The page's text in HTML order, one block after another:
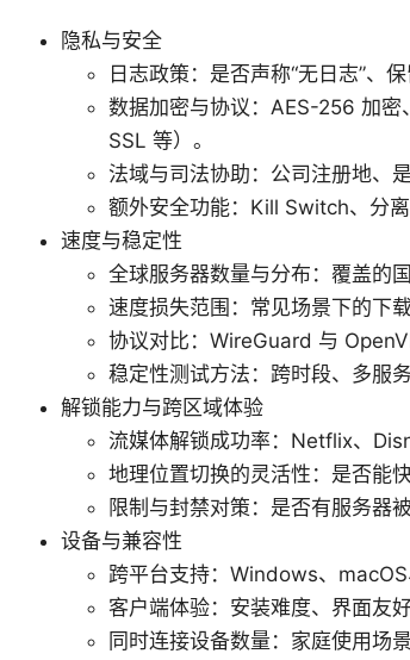
隐私与安全
日志政策：是否声称“无日志”、
数据加密与协议：AES-256 加密
SSL 等）。
法域与司法协助：公司注册地、
额外安全功能：Kill Switch、分
速度与稳定性
全球服务器数量与分布：覆盖的
速度损失范围：常见场景下的下
协议对比：WireGuard 与
稳定性测试方法：跨时段、多服
解锁能力与跨区域体验
流媒体解锁成功率：Netflix、
地理位置切换的灵活性：是否能
限制与封禁对策：是否有服务器
设备与兼容性
跨平台支持：Windows、
客户端体验：安装难度、界面友
同时连接设备数量：家庭使用场